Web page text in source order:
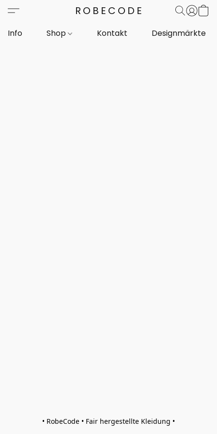
ROBECODE
Info Shop Kontakt Designmärkte
• RobeCode • Fair hergestellte Kleidung •